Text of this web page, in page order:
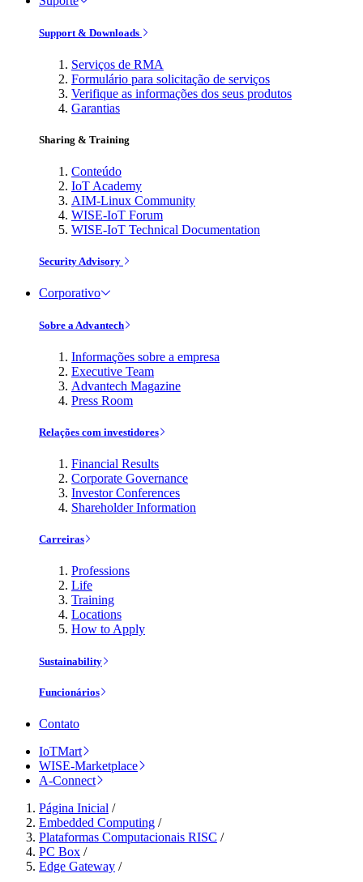
Support & Downloads
Serviços de RMA
Formulário para solicitação de serviços
Verifique as informações dos seus produtos
Garantias
Sharing & Training
Conteúdo
IoT Academy
AIM-Linux Community
WISE-IoT Forum
WISE-IoT Technical Documentation
Security Advisory
Corporativo
Sobre a Advantech
Informações sobre a empresa
Executive Team
Advantech Magazine
Press Room
Relações com investidores
Financial Results
Corporate Governance
Investor Conferences
Shareholder Information
Carreiras
Professions
Life
Training
Locations
How to Apply
Sustainability
Funcionários
Contato
IoTMart
WISE-Marketplace
A-Connect
Página Inicial /
Embedded Computing /
Plataformas Computacionais RISC /
PC Box /
Edge Gateway /